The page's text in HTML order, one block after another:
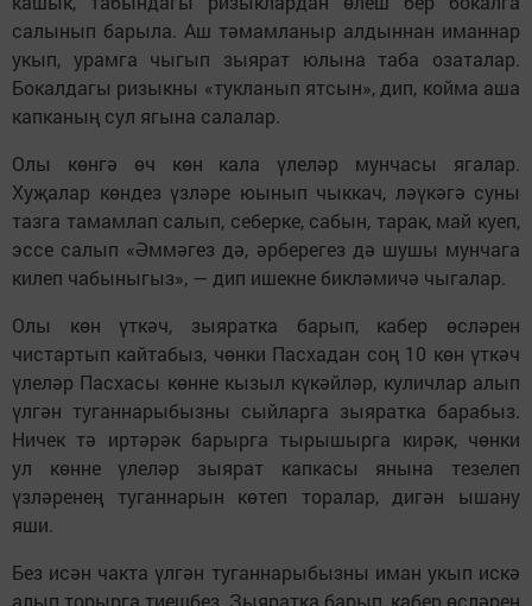
салынып барыла. Аш тәмамланыр алдыннан иманнар
укып, урамга чыгып зыярат юлына таба озаталар.
Бокалдагы ризыкны «тукланып ятсын», дип, койма аша
капканың сул ягына салалар.
Олы көнгә өч көн кала үлеләр мунчасы ягалар.
Хуҗалар көндез үзләре юынып чыккач, ләүкәгә суны
тазга тамамлап салып, себерке, сабын, тарак, май куеп,
эссе салып «Әммәгез дә, әрберегез дә шушы мунчага
килеп чабыныгыз», — дип ишекне бикләмичә чыгалар.
Олы көн үткәч, зыяратка барып, кабер өсләрен
чистартып кайтабыз, чөнки Пасхадан соң 10 көн үткәч
үлеләр Пасхасы көнне кызыл күкәйләр, куличлар алып
үлгән туганнарыбызны сыйларга зыяратка барабыз.
Ничек тә иртәрәк барырга тырышырга кирәк, чөнки
ул көнне үлеләр зыярат капкасы янына тезелеп
үзләренең туганнарын көтеп торалар, дигән ышану
яши.
Без исән чакта үлгән туганнарыбызны иман укып искә
алып торырга тиешбез. Зыяратка барып, кабер өсләрен